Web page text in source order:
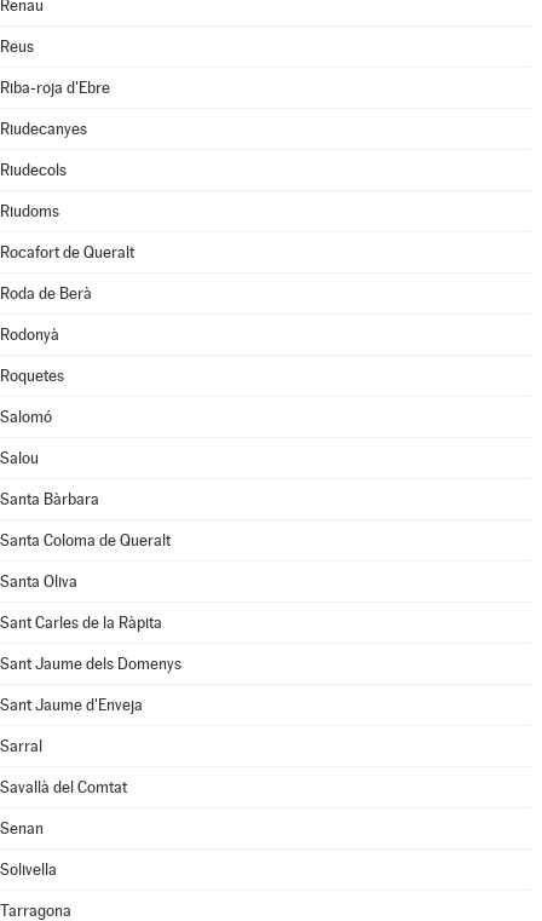
Renau
Reus
Riba-roja d'Ebre
Riudecanyes
Riudecols
Riudoms
Rocafort de Queralt
Roda de Berà
Rodonyà
Roquetes
Salomó
Salou
Santa Bàrbara
Santa Coloma de Queralt
Santa Oliva
Sant Carles de la Ràpita
Sant Jaume dels Domenys
Sant Jaume d'Enveja
Sarral
Savallà del Comtat
Senan
Solivella
Tarragona